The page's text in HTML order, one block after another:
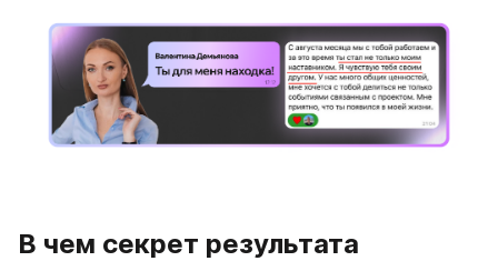
В чем секрет результата